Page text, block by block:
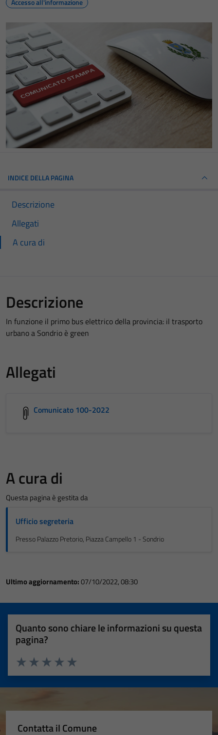
Accesso all'informazione
INDICE DELLA PAGINA
Descrizione
Allegati
A cura di
Descrizione
In funzione il primo bus elettrico della provincia: il trasporto
urbano a Sondrio è green
Allegati
Comunicato 100-2022
A cura di
Questa pagina è gestita da
Ufficio segreteria
Presso Palazzo Pretorio, Piazza Campello 1 - Sondrio
Ultimo aggiornamento:07/10/2022, 08:30
Quanto sono chiare le informazioni su questa
pagina?
Valuta 5 stelle su 5
Valuta 4 stelle su 5
Valuta 3 stelle su 5
Valuta 2 stelle su 5
Valuta 1 stelle su 5
Contatta il Comune